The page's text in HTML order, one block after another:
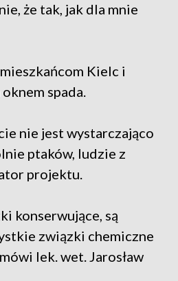
że tak, jak dla mnie
Kielc i
spada.
nie jest wystarczająco
ptaków, ludzie z
projektu.
konserwujące, są
związki chemiczne
lek. wet. Jarosław